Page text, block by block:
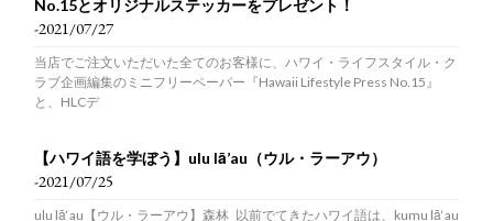
No.15とオリジナルステッカーをプレゼント！
-2021/07/27
当店でご注文いただいた全てのお客様に、ハワイ・ライフスタイル・ク
ラブ企画編集のミニフリーペーパー『Hawaii Lifestyle Press No.15』
と、HLCデ
【ハワイ語を学ぼう】ulu lā’au（ウル・ラーアウ）
-2021/07/25
ulu lā‘au【ウル・ラーアウ】森林 以前でてきたハワイ語は、kumu lā‘au